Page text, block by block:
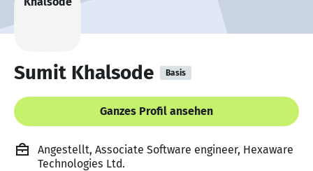
Sumit Khalsode Basis
Ganzes Profil ansehen
Angestellt, Associate Software engineer, Hexaware
Technologies Ltd.